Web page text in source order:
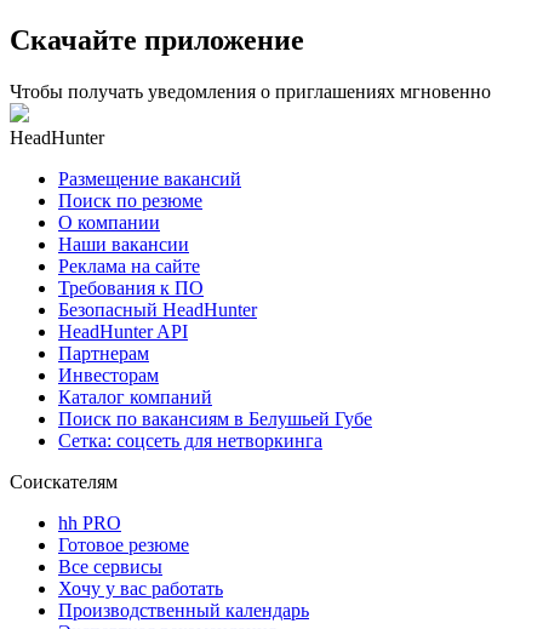
Скачайте приложение
Чтобы получать уведомления о приглашениях мгновенно
HeadHunter
Размещение вакансий
Поиск по резюме
О компании
Наши вакансии
Реклама на сайте
Требования к ПО
Безопасный HeadHunter
HeadHunter API
Партнерам
Инвесторам
Каталог компаний
Поиск по вакансиям в Белушьей Губе
Сетка: соцсеть для нетворкинга
Соискателям
hh PRO
Готовое резюме
Все сервисы
Хочу у вас работать
Производственный календарь